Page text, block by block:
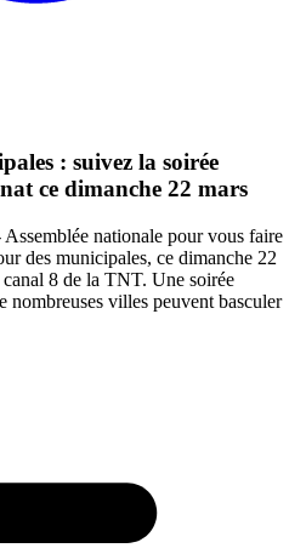
: suivez la soirée
ce dimanche 22 mars
Assemblée nationale pour vous faire
des municipales, ce dimanche 22
8 de la TNT. Une soirée
nombreuses villes peuvent basculer